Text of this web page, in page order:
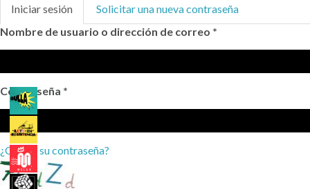
Solapas principales
Iniciar sesión (solapa
activa)
Solicitar una nueva contraseña
Nombre de usuario o dirección de correo *
Contraseña *
¿Olvidó su contraseña?